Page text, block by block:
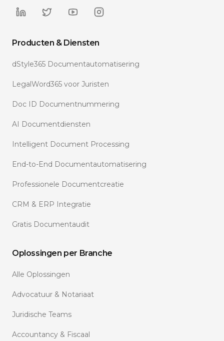
Producten & Diensten
dStyle365 Documentautomatisering
LegalWord365 voor Juristen
Doc ID Documentnummering
AI Documentdiensten
Intelligent Document Processing
End-to-End Documentautomatisering
Professionele Documentcreatie
CRM & ERP Integratie
Gratis Documentaudit
Oplossingen per Branche
Alle Oplossingen
Advocatuur & Notariaat
Juridische Teams
Accountancy & Fiscaal